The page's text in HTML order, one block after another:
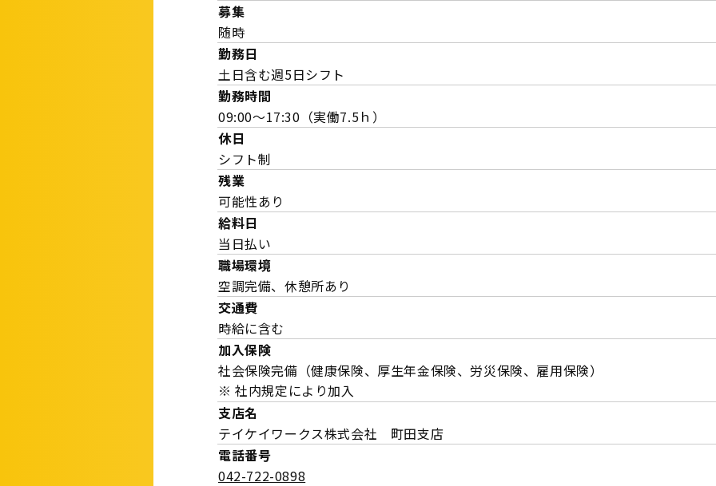
募集
随時
勤務日
土日含む週5日シフト
勤務時間
09:00～17:30（実働7.5ｈ）
休日
シフト制
残業
可能性あり
給料日
当日払い
職場環境
空調完備、休憩所あり
交通費
時給に含む
加入保険
社会保険完備（健康保険、厚生年金保険、労災保険、雇用保険）
※ 社内規定により加入
支店名
テイケイワークス株式会社 町田支店
電話番号
042-722-0898